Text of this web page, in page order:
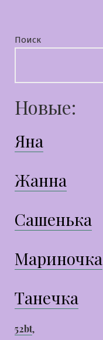
Поиск
Новые:
Яна
Жанна
Сашенька
Мариночка
Танечка
52bt,